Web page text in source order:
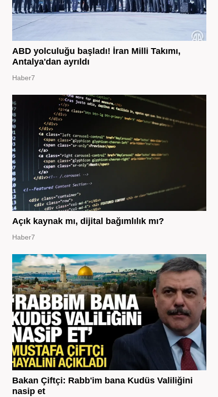
ABD yolculuğu başladı! İran Milli Takımı,
Antalya'dan ayrıldı
Haber7
Açık kaynak mı, dijital bağımlılık mı?
Haber7
Bakan Çiftçi: Rabb'im bana Kudüs Valiliğini
nasip et